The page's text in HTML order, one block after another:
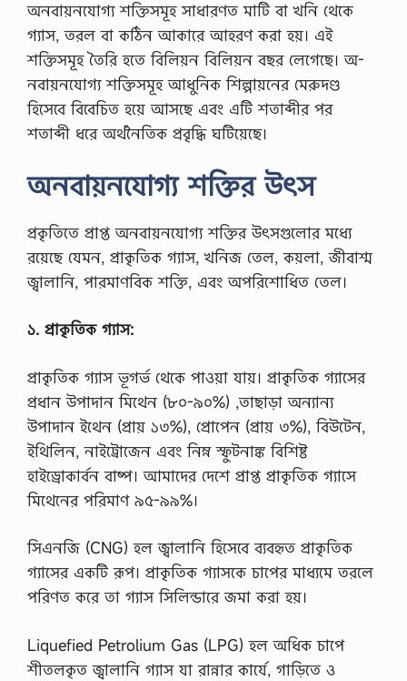
অনবায়নযোগ্য শক্তিসমূহ সাধারণত মাটি বা খনি থেকে
গ্যাস, তরল বা কঠিন আকারে আহরণ করা হয়। এই
শক্তিসমূহ তৈরি হতে বিলিয়ন বিলিয়ন বছর লেগেছে। অ-
নবায়নযোগ্য শক্তিসমূহ আধুনিক শিল্পায়নের মেরুদণ্ড
হিসেবে বিবেচিত হয়ে আসছে এবং এটি শতাব্দীর পর
শতাব্দী ধরে অর্থনৈতিক প্রবৃদ্ধি ঘটিয়েছে।
অনবায়নযোগ্য শক্তিরউৎস
প্রকৃতিতে প্রাপ্ত অনবায়নযোগ্য শক্তির উৎসগুলোর মধ্যে
রয়েছে যেমন, প্রাকৃতিক গ্যাস, খনিজ তেল, কয়লা, জীবাশ্ম
জ্বালানি, পারমাণবিক শক্তি, এবং অপরিশোধিত তেল।
১. প্রাকৃতিক গ্যাস:
প্রাকৃতিক গ্যাস ভূগর্ভ থেকে পাওয়া যায়। প্রাকৃতিক গ্যাসের
প্রধান উপাদান মিথেন (৮০-৯০%) ,তাছাড়া অন্যান্য
উপাদান ইথেন (প্রায় ১৩%), প্রোপেন (প্রায় ৩%), বিউটেন,
ইথিলিন, নাইট্রোজেন এবং নিম্ন স্ফুটনাঙ্ক বিশিষ্ট
হাইড্রোকার্বন বাষ্প। আমাদের দেশে প্রাপ্ত প্রাকৃতিক গ্যাসে
মিথেনের পরিমাণ ৯৫-৯৯%।
সিএনজি (CNG) হল জ্বালানি হিসেবে ব্যবহৃত প্রাকৃতিক
গ্যাসের একটি রূপ। প্রাকৃতিক গ্যাসকে চাপের মাধ্যমে তরলে
পরিণত করে তা গ্যাস সিলিন্ডারে জমা করা হয়।
Liquefied Petrolium Gas (LPG) হল অধিক চাপে
শীতলকৃত জ্বালানি গ্যাস যা রান্নার কার্যে, গাড়িতে ও